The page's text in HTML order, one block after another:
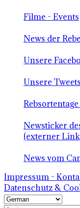
Filme - Events
News der
Unsere
Unsere Tweets
Newsticker
(externer
News vom
Impressum -
Datenschutz &